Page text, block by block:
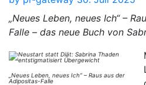
„Neues Leben, neues Ich“ –
Falle – das neue Buch von
„Neues Leben, neues Ich“ – Raus aus der
Adipositas-Falle